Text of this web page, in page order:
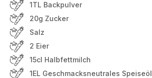
1TL Backpulver
20g Zucker
Salz
2 Eier
15cl Halbfettmilch
1EL Geschmacksneutrales Speiseöl